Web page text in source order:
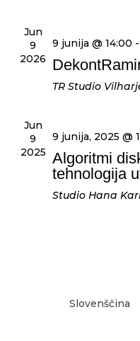
Jun
9
2026
9 junija @ 14:00 -
TR Studio
Jun
9
2025
9 junija, 2025 @
Algoritmi
tehnologija
Studio Hana
Slovenščina